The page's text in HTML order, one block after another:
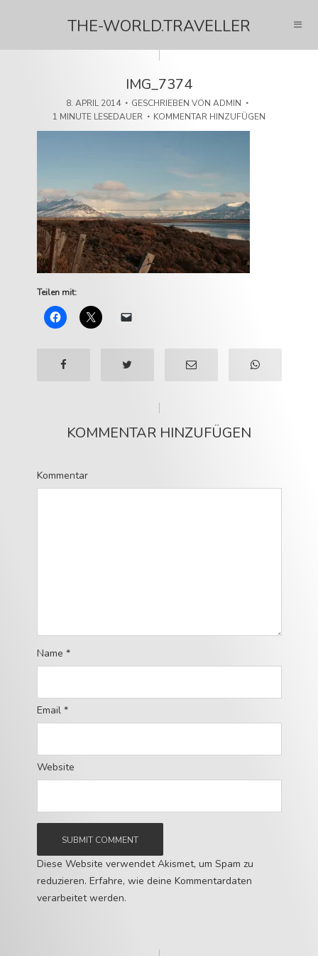
THE-WORLD.TRAVELLER
IMG_7374
8. APRIL 2014 GESCHRIEBEN VON ADMIN
1 MINUTE LESEDAUER
KOMMENTAR HINZUFÜGEN
Teilen mit:
KOMMENTAR HINZUFÜGEN
Kommentar
Name *
Email *
Website
Diese Website verwendet Akismet, um Spam zu
reduzieren. Erfahre, wie deine Kommentardaten
verarbeitet werden.